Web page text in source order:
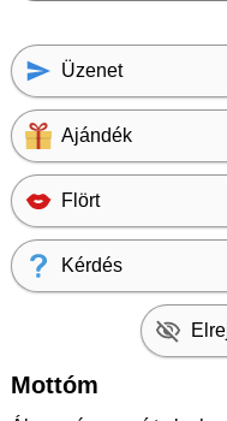
Üzenet
Ajándék
Flört
Kérdés
Mottóm